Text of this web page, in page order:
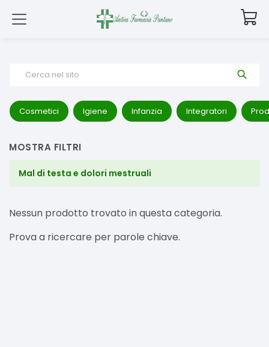
Cerca nel sito
Cosmetici Igiene Infanzia Integratori
MOSTRA FILTRI
Mal di testa e dolori mestruali
Nessun prodotto trovato in questa categoria.
Prova a ricercare per parole chiave.